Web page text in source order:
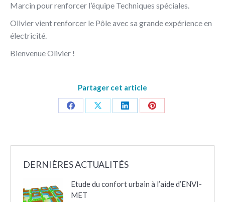
Marcin pour renforcer l’équipe Techniques spéciales.
Olivier vient renforcer le Pôle avec sa grande expérience en
électricité.
Bienvenue Olivier !
Partager cet article
PartagerPartagerPartagerPartager
DERNIÈRES ACTUALITÉS
Etude du confort urbain à l’aide d’ENVI-
MET